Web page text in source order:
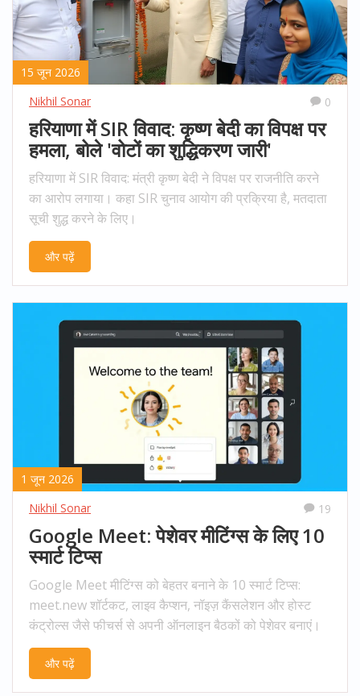
15 जून 2026
Nikhil Sonar
0
हरियाणा में SIR विवाद: कृष्ण बेदी का विपक्ष पर
हमला, बोले 'वोटों का शुद्धिकरण जारी'
हरियाणा में SIR विवाद: मंत्री कृष्ण बेदी ने विपक्ष पर राजनीति करने
का आरोप लगाया। कहा SIR चुनाव आयोग की प्रक्रिया है, मतदाता
सूची शुद्ध करने के लिए।
और पढ़ें
1 जून 2026
Nikhil Sonar
19
Google Meet: पेशेवर मीटिंग्स के लिए 10
स्मार्ट टिप्स
Google Meet मीटिंग्स को बेहतर बनाने के 10 स्मार्ट टिप्स:
meet.new शॉर्टकट, लाइव कैप्शन, नॉइज़ कैंसलेशन और होस्ट
कंट्रोल्स जैसे फीचर्स से अपनी ऑनलाइन बैठकों को पेशेवर बनाएं।
और पढ़ें